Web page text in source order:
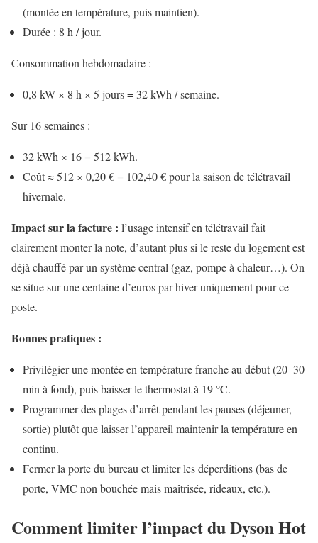
(montée en température, puis maintien).
Durée : 8 h / jour.
Consommation hebdomadaire :
0,8 kW × 8 h × 5 jours = 32 kWh / semaine.
Sur 16 semaines :
32 kWh × 16 = 512 kWh.
Coût ≈ 512 × 0,20 € = 102,40 € pour la saison de télétravail
hivernale.
Impact sur la facture : l’usage intensif en télétravail fait
clairement monter la note, d’autant plus si le reste du logement est
déjà chauffé par un système central (gaz, pompe à chaleur…). On
se situe sur une centaine d’euros par hiver uniquement pour ce
poste.
Bonnes pratiques :
Privilégier une montée en température franche au début (20–30
min à fond), puis baisser le thermostat à 19 °C.
Programmer des plages d’arrêt pendant les pauses (déjeuner,
sortie) plutôt que laisser l’appareil maintenir la température en
continu.
Fermer la porte du bureau et limiter les déperditions (bas de
porte, VMC non bouchée mais maîtrisée, rideaux, etc.).
Comment limiter l’impact du Dyson Hot